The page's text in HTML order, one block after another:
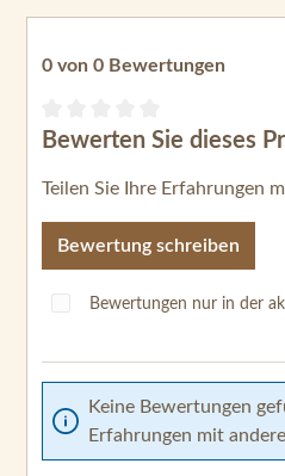
0 von 0 Bewertungen
Durchschnittliche
Bewerten Sie dieses
Teilen Sie Ihre Erfahrungen
Bewertung schreiben
Bewertungen nur in der
Keine Bewertungen
Erfahrungen mit